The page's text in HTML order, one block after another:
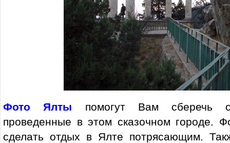
Фото Ялты помогут Вам сберечь
проведенные в этом сказочном городе.
сделать отдых в Ялте потрясающим.